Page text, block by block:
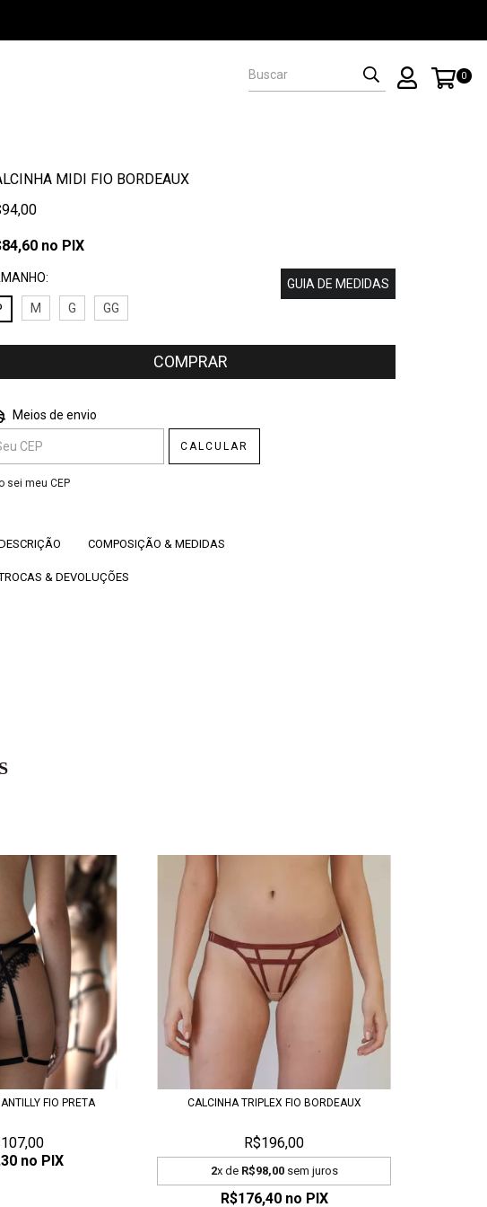
0
MIDI FIO BORDEAUX
no PIX
GUIA DE MEDIDAS
M G GG
para o CEP:
Meios de envio
CALCULAR
sei meu CEP
COMPOSIÇÃO & MEDIDAS
& DEVOLUÇÕES
FIO PRETA
no PIX
CALCINHA TRIPLEX FIO BORDEAUX
R$196,00
2x de R$98,00sem juros
R$176,40 no PIX